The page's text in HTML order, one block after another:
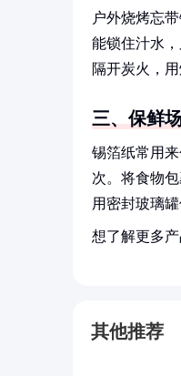
户外烧烤忘
能锁住汁水
隔开炭火，
三、保鲜
锡箔纸常用
次。将食物
用密封玻璃
想了解更多
其他推荐